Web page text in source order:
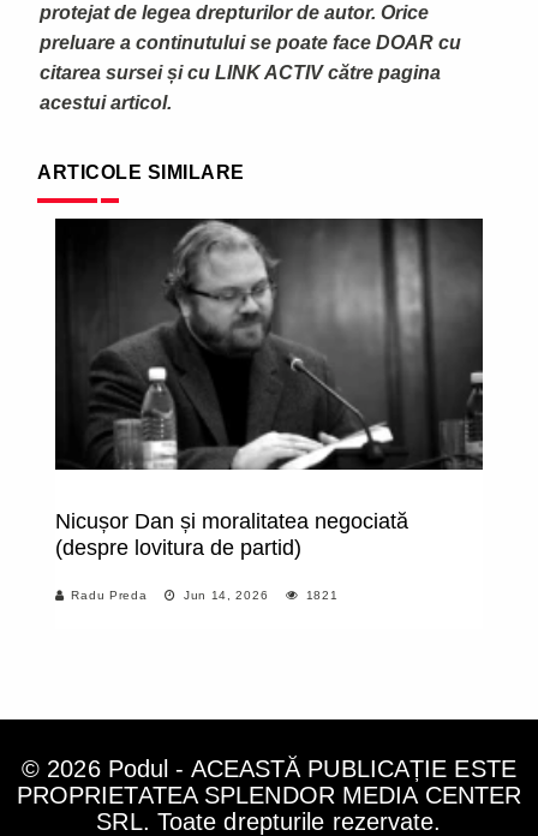
protejat de legea drepturilor de autor. Orice
preluare a continutului se poate face DOAR cu
citarea sursei și cu LINK ACTIV către pagina
acestui articol.
ARTICOLE SIMILARE
Nicușor Dan și moralitatea negociată
(despre lovitura de partid)
Radu Preda Jun 14, 2026 1821
© 2026 Podul - ACEASTĂ PUBLICAȚIE ESTE
PROPRIETATEA SPLENDOR MEDIA CENTER
SRL. Toate drepturile rezervate.